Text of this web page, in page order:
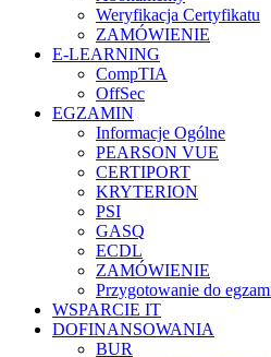
Weryfikacja Certyfikatu
ZAMÓWIENIE
E-LEARNING
CompTIA
OffSec
EGZAMIN
Informacje Ogólne
PEARSON VUE
CERTIPORT
KRYTERION
PSI
GASQ
ECDL
ZAMÓWIENIE
Przygotowanie do
WSPARCIE IT
DOFINANSOWANIA
BUR